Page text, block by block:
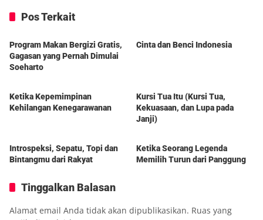
Pos Terkait
Berita
Program Makan Bergizi Gratis,
Gagasan yang Pernah Dimulai
Soeharto
Cinta dan Benci Indonesia
Ketika Kepemimpinan
Kehilangan Kenegarawanan
Kursi Tua Itu (Kursi Tua,
Kekuasaan, dan Lupa pada
Janji)
Introspeksi, Sepatu, Topi dan
Bintangmu dari Rakyat
Berita
Ketika Seorang Legenda
Memilih Turun dari Panggung
Tinggalkan Balasan
Alamat email Anda tidak akan dipublikasikan. Ruas yang